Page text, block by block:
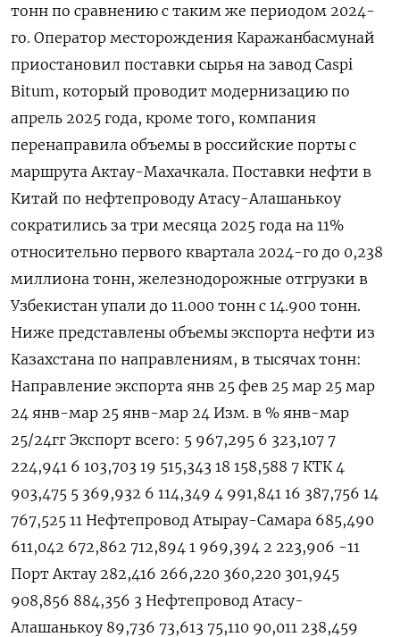
тонн по сравнению с таким же периодом 2024-
го. Оператор месторождения Каражанбасмунай
приостановил поставки сырья на завод Caspi
Bitum, который проводит модернизацию по
апрель 2025 года, кроме того, компания
перенаправила объемы в российские порты с
маршрута Актау-Махачкала. Поставки нефти в
Китай по нефтепроводу Атасу-Алашанькоу
сократились за три месяца 2025 года на 11%
относительно первого квартала 2024-го до 0,238
миллиона тонн, железнодорожные отгрузки в
Узбекистан упали до 11.000 тонн с 14.900 тонн.
Ниже представлены объемы экспорта нефти из
Казахстана по направлениям, в тысячах тонн:
Направление экспорта янв 25 фев 25 мар 25 мар
24 янв-мар 25 янв-мар 24 Изм. в % янв-мар
25/24гг Экспорт всего: 5 967,295 6 323,107 7
224,941 6 103,703 19 515,343 18 158,588 7 КТК 4
903,475 5 369,932 6 114,349 4 991,841 16 387,756 14
767,525 11 Нефтепровод Атырау-Самара 685,490
611,042 672,862 712,894 1 969,394 2 223,906 -11
Порт Актау 282,416 266,220 360,220 301,945
908,856 884,356 3 Нефтепровод Атасу-
Алашанькоу 89,736 73,613 75,110 90,011 238,459